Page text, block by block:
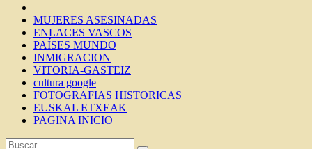
MUJERES ASESINADAS
ENLACES VASCOS
PAÍSES MUNDO
INMIGRACION
VITORIA-GASTEIZ
cultura google
FOTOGRAFIAS HISTORICAS
EUSKAL ETXEAK
PAGINA INICIO